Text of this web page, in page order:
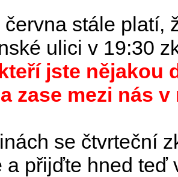
stále platí,
ulici v 19:30
jste nějakou
zase mezi nás
se čtvrteční
a přijďte hned teď